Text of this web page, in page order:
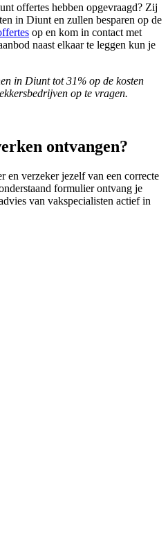
offertes hebben opgevraagd? Zij
in Diunt en zullen besparen op de
op en kom in contact met
naast elkaar te leggen kun je
in Diunt tot 31% op de kosten
op te vragen.
ontvangen?
en verzeker jezelf van een correcte
formulier ontvang je
van vakspecialisten actief in